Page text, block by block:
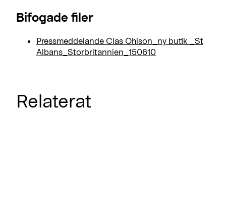
Bifogade filer
Pressmeddelande Clas Ohlson_ny butik _St
Albans_Storbritannien_150610
Relaterat